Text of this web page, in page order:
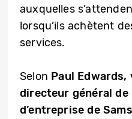
auxquelles
lorsqu’ils achètent
services.
Selon Paul
directeur général
d’entreprise de